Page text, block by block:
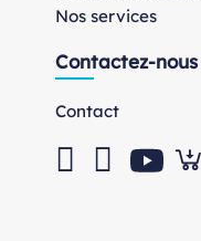
Nos services
Contactez-nous
Contact